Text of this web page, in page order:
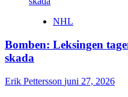
NHL
Bomben: Leksingen
skada
Erik Pettersson juni 27, 2026